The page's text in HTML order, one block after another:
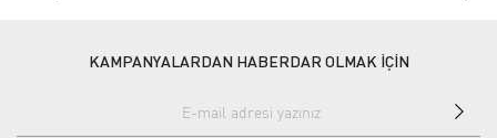
KAMPANYALARDAN HABERDAR OLMAK İÇİN